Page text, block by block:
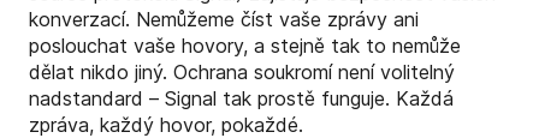
konverzací. Nemůžeme číst vaše zprávy ani
poslouchat vaše hovory, a stejně tak to nemůže
dělat nikdo jiný. Ochrana soukromí není volitelný
nadstandard – Signal tak prostě funguje. Každá
zpráva, každý hovor, pokaždé.